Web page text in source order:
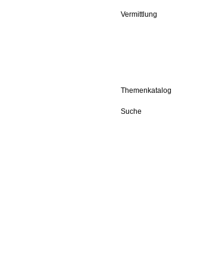
Vermittlung
Themenkatalog
Suche